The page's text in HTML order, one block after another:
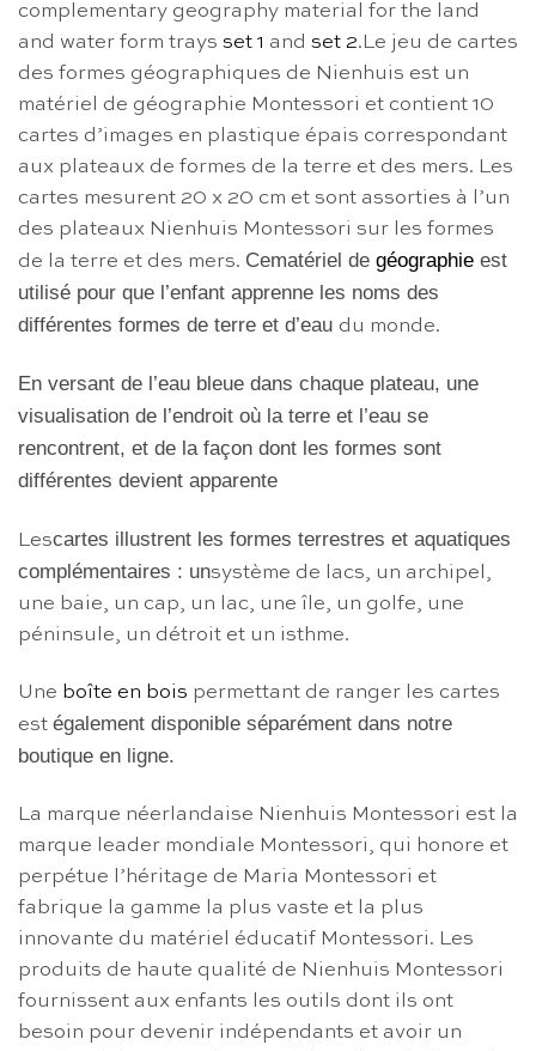
complementary geography material for the land
and water form trays set 1 and set 2.Le jeu de cartes
des formes géographiques de Nienhuis est un
matériel de géographie Montessori et contient 10
cartes d’images en plastique épais correspondant
aux plateaux de formes de la terre et des mers. Les
cartes mesurent 20 x 20 cm et sont assorties à l’un
des plateaux Nienhuis Montessori sur les formes
de la terre et des mers. Cematériel de géographie est
utilisé pour que l’enfant apprenne les noms des
différentes formes de terre et d’eau du monde.
En versant de l’eau bleue dans chaque plateau, une
visualisation de l’endroit où la terre et l’eau se
rencontrent, et de la façon dont les formes sont
différentes devient apparente
Lescartes illustrent les formes terrestres et aquatiques
complémentaires : unsystème de lacs, un archipel,
une baie, un cap, un lac, une île, un golfe, une
péninsule, un détroit et un isthme.
Une boîte en bois permettant de ranger les cartes
est également disponible séparément dans notre
boutique en ligne.
La marque néerlandaise Nienhuis Montessori est la
marque leader mondiale Montessori, qui honore et
perpétue l’héritage de Maria Montessori et
fabrique la gamme la plus vaste et la plus
innovante du matériel éducatif Montessori. Les
produits de haute qualité de Nienhuis Montessori
fournissent aux enfants les outils dont ils ont
besoin pour devenir indépendants et avoir un